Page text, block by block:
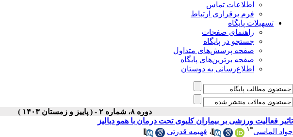
اطلاعات تماس
فرم برقراری ارتباط
تسهیلات پایگاه
راهنمای صفحات
جستجو در پایگاه
صفحه پرسش‌های متداول
صفحه برترین‌های پایگاه
اطلاع‌رسانی به دوستان
دوره ۸، شماره ۲ - ( پاییز و زمستان ۱۴۰۳ )
تاثیر فعالیت ورزشی بر بیماران کلیوی تحت درمان با همو دیالیز
جواد الماسی*۱ ، فهیمه قدرتی